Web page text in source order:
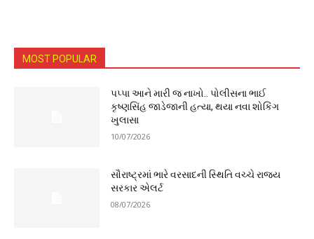
MOST POPULAR
પપ્પા આને મારી જ નાખો.. પોલીસના ભાઈ
કૃષ્ણસિંહ જાડેજાની હત્યા, થયા નવા શોકિંગ
ખુલાસા
10/07/2026
સૌરાષ્ટ્રમાં ભારે વરસાદની સ્થિતિ વચ્ચે રાજ્ય
સરકાર એલર્ટ
08/07/2026